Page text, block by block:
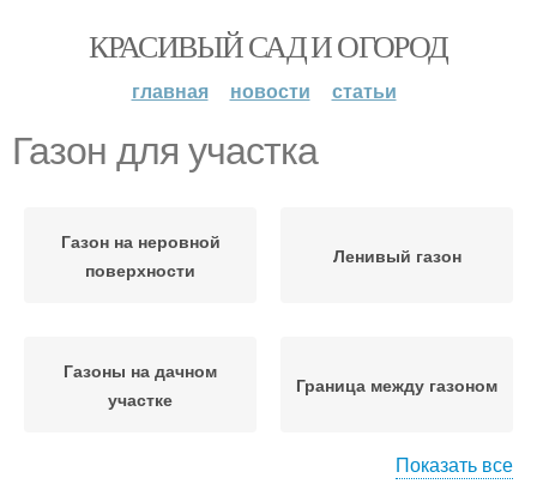
КРАСИВЫЙ САД И ОГОРОД
главная новости статьи
Газон для участка
Газон на неровной
поверхности
Ленивый газон
Газоны на дачном
участке
Граница между газоном
Показать все